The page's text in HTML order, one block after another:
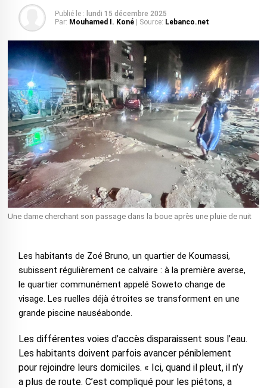
Publié le : lundi 15 décembre 2025
Par: Mouhamed I. Koné | Source: Lebanco.net
Une dame cherchant son passage dans la boue après une pluie de nuit
Les habitants de Zoé Bruno, un quartier de Koumassi,
subissent régulièrement ce calvaire : à la première averse,
le quartier communément appelé Soweto change de
visage. Les ruelles déjà étroites se transforment en une
grande piscine nauséabonde.
Les différentes voies d’accès disparaissent sous l’eau.
Les habitants doivent parfois avancer péniblement
pour rejoindre leurs domiciles. « Ici, quand il pleut, il n’y
a plus de route. C’est compliqué pour les piétons, a